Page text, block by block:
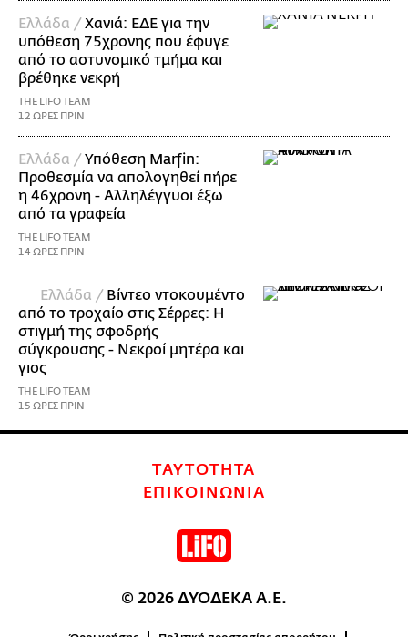
Ελλάδα /Χανιά: ΕΔΕ για την
υπόθεση 75χρονης που έφυγε
από το αστυνομικό τμήμα και
βρέθηκε νεκρή
THE LIFO TEAM
12 ΩΡΕΣ ΠΡΙΝ
Ελλάδα /Υπόθεση Marfin:
Προθεσμία να απολογηθεί πήρε
η 46χρονη - Αλληλέγγυοι έξω
από τα γραφεία
THE LIFO TEAM
14 ΩΡΕΣ ΠΡΙΝ
Ελλάδα / Βίντεο ντοκουμέντο
από το τροχαίο στις Σέρρες: Η
στιγμή της σφοδρής
σύγκρουσης - Νεκροί μητέρα και
γιος
THE LIFO TEAM
15 ΩΡΕΣ ΠΡΙΝ
ΤΑΥΤΟΤΗΤΑ
ΕΠΙΚΟΙΝΩΝΙΑ
© 2026 ΔΥΟΔΕΚΑ Α.Ε.